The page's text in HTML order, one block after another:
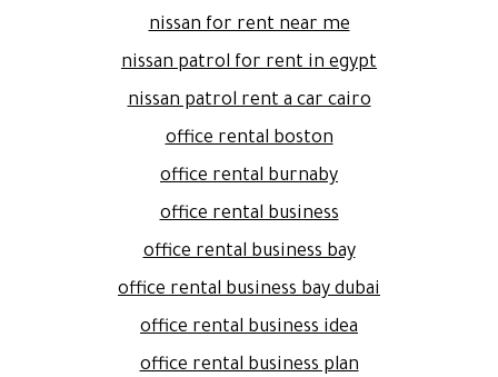
nissan for rent near me
nissan patrol for rent in egypt
nissan patrol rent a car cairo
office rental boston
office rental burnaby
office rental business
office rental business bay
office rental business bay dubai
office rental business idea
office rental business plan